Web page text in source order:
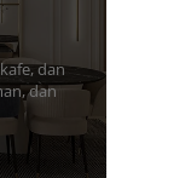
dan
dan